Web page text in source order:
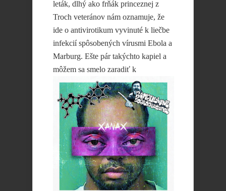
leták, dlhý ako frňák princeznej z
Troch veteránov nám oznamuje, že
ide o antivirotikum vyvinuté k liečbe
infekcií spôsobených vírusmi Ebola a
Marburg. Ešte pár takýchto kapiel a
môžem sa smelo zaradiť k